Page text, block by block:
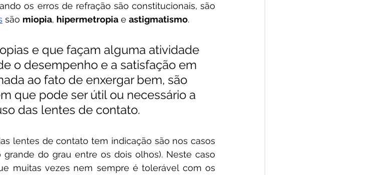
os erros de refração são constitucionais, são
são miopia, hipermetropia e astigmatismo.
e que façam alguma atividade
o desempenho e a satisfação em
ao fato de enxergar bem, são
que pode ser útil ou necessário a
das lentes de contato.
lentes de contato tem indicação são nos casos
grande do grau entre os dois olhos). Neste caso
muitas vezes nem sempre é tolerável com os